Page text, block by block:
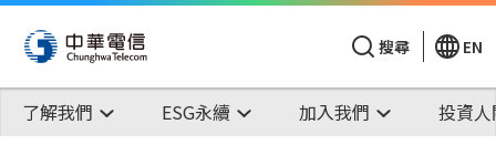
搜尋 EN
了解我們 ESG永續 加入我們 投資